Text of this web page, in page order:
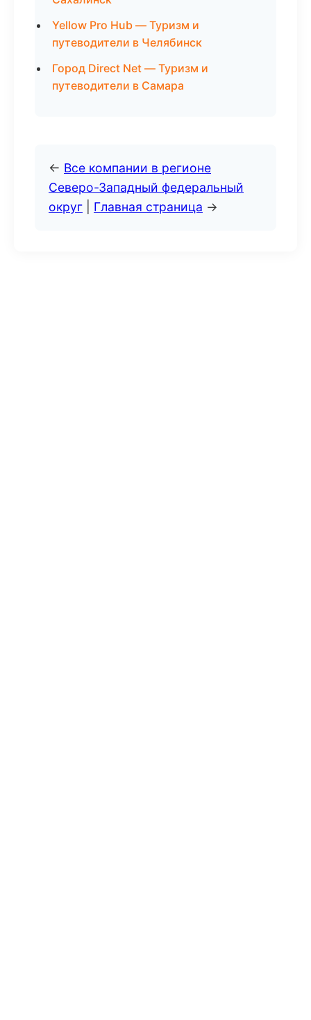
Yellow Pro Hub — Туризм и
путеводители в Челябинск
Город Direct Net — Туризм и
путеводители в Самара
← Все компании в регионе
Северо-Западный федеральный
округ
Главная страница →